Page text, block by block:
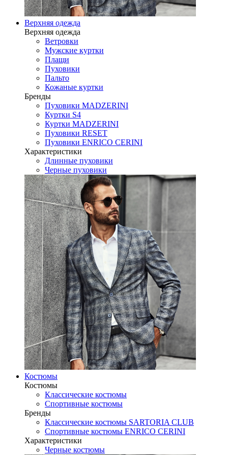
Верхняя одежда
Верхняя одежда
Ветровки
Мужские куртки
Плащи
Пуховики
Пальто
Кожаные куртки
Бренды
Пуховики MADZERINI
Куртки S4
Куртки MADZERINI
Пуховики RESET
Пуховики ENRICO CERINI
Характеристики
Длинные пуховики
Черные пуховики
Костюмы
Костюмы
Классические костюмы
Спортивные костюмы
Бренды
Классические костюмы SARTORIA CLUB
Спортивные костюмы ENRICO CERINI
Характеристики
Черные костюмы